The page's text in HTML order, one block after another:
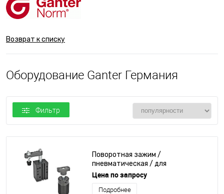
Возврат к списку
Оборудование Ganter Германия
Фильтр
Поворотная зажим /
пневматическая / для
обрабатываемых деталей
Цена по запросу
Подробнее